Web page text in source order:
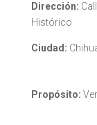
Dirección:
Histórico
Ciudad:
Propósito: